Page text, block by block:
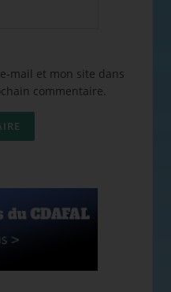
mail et mon site dans
commentaire.